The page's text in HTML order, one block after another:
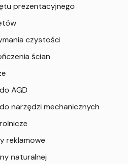
prezentacyjnego
czystości
ścian
AGD
narzędzi mechanicznych
reklamowe
naturalnej